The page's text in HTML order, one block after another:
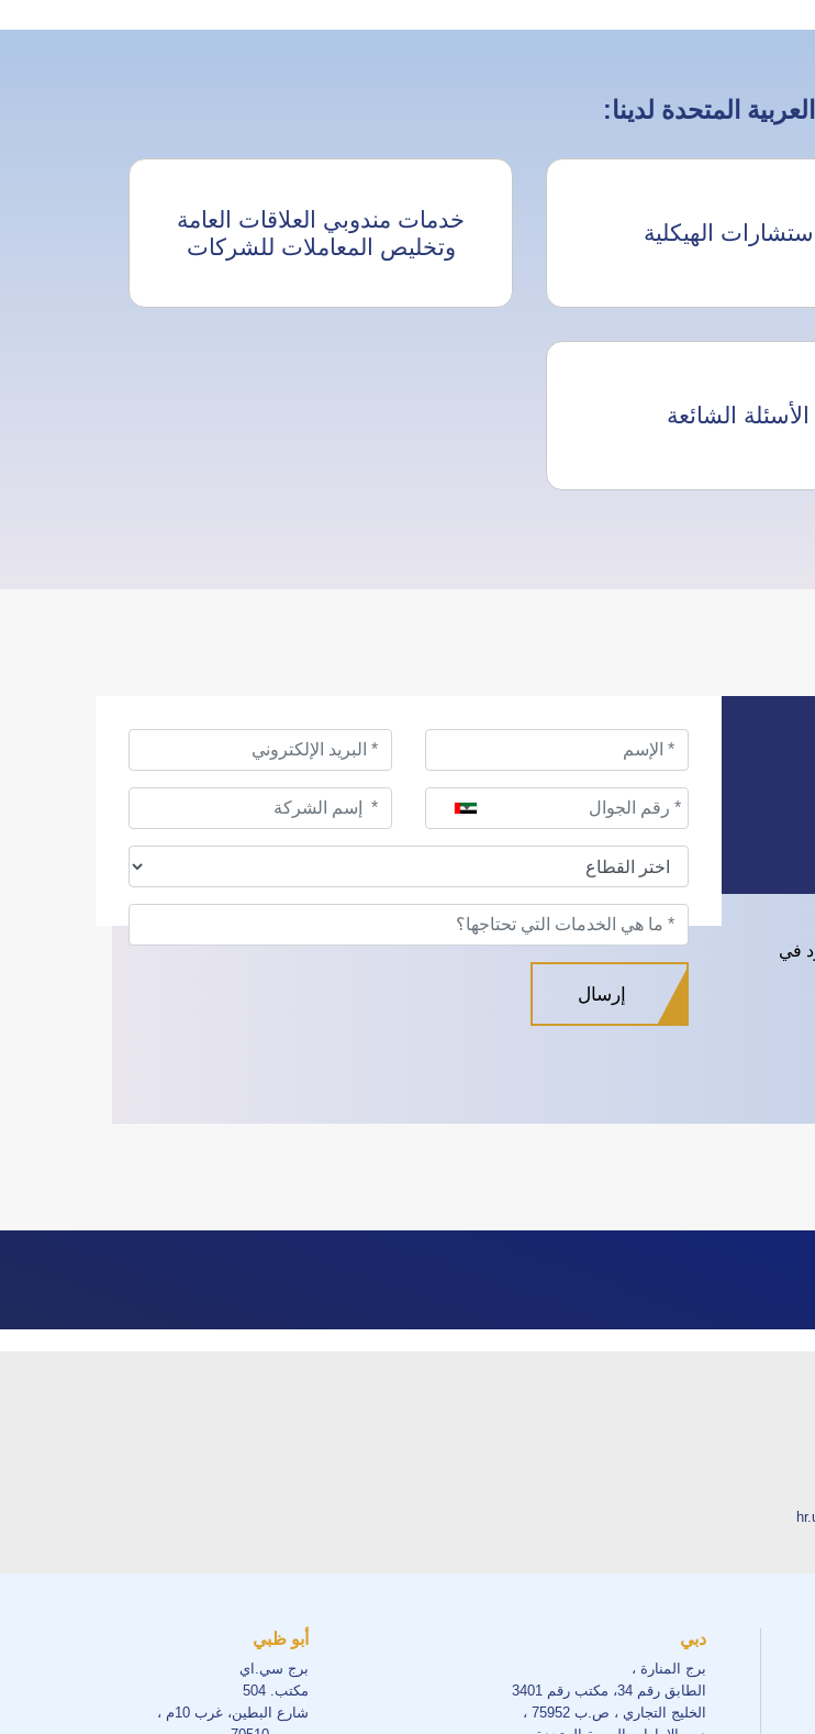
المتحدة لدينا:
الهيكلية
خدمات مندوبي العلاقات العامة
وتخليص المعاملات للشركات
الأسئلة الشائعة
في
دبي
برج المنارة ،
الطابق رقم 34، مكتب رقم 3401
الخليج التجاري ، ص.ب 75952 ،
أبو ظبي
برج سي.اي
مكتب. 504
شارع البطين، غرب 10م ،